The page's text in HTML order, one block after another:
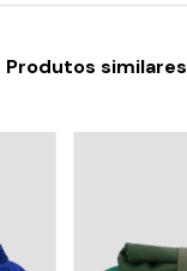
Produtos similares